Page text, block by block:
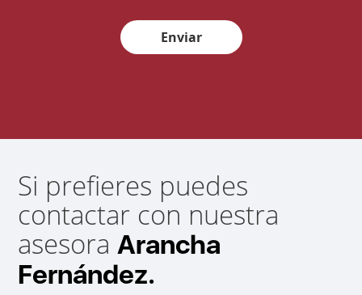
Enviar
Si prefieres puedes
contactar con nuestra
asesoraArancha
Fernández.